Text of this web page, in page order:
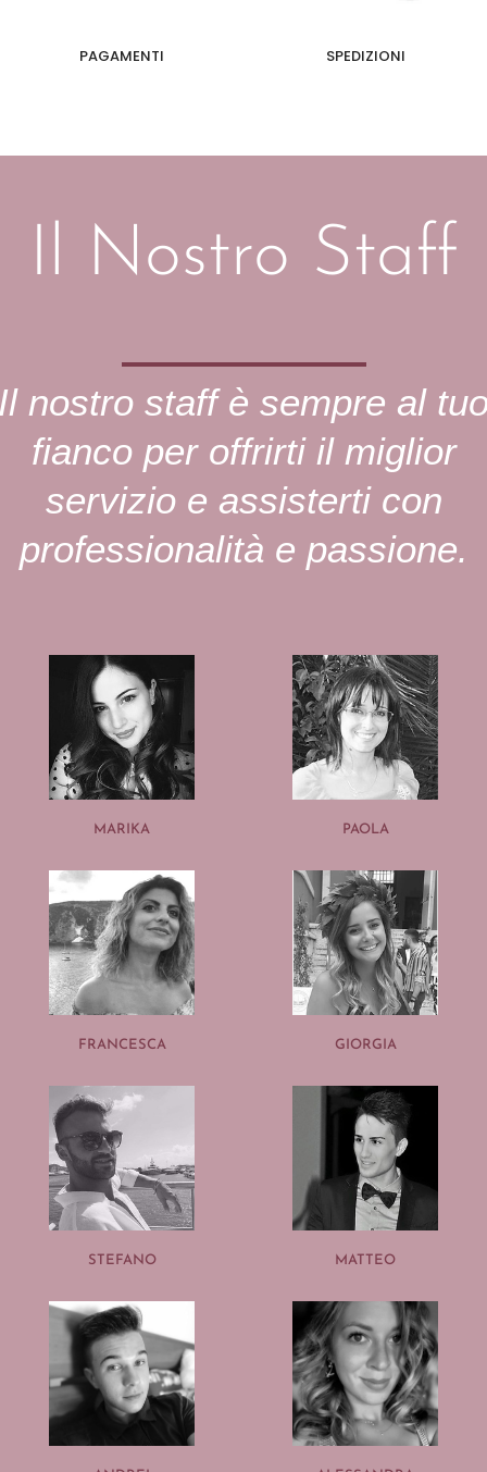
PAGAMENTI SPEDIZIONI
Il Nostro Staff
nostro staff è sempre al
fianco per offrirti il miglior
servizio e assisterti con
professionalità e passione.
MARIKA PAOLA
FRANCESCA GIORGIA
STEFANO MATTEO